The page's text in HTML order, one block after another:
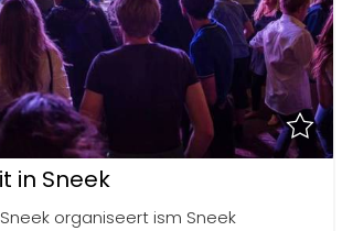
in Sneek
organiseert ism Sneek